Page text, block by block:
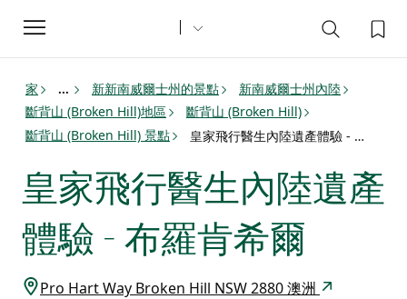
Toggle
navigation
家 ... 新新南威爾士州的景點
新南威爾士州內陸
斷背山 (Broken Hill)地區
斷背山 (Broken Hill)
斷背山 (Broken Hill) 景點
皇家飛行醫生內陸遺產體驗 - 布羅肯希爾
皇家飛行醫生內陸遺產
體驗 - 布羅肯希爾
Pro Hart Way Broken Hill NSW 2880 澳洲